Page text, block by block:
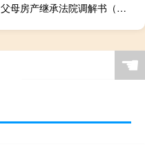
父母房产继承法院调解书（父母房产继承法）
☚